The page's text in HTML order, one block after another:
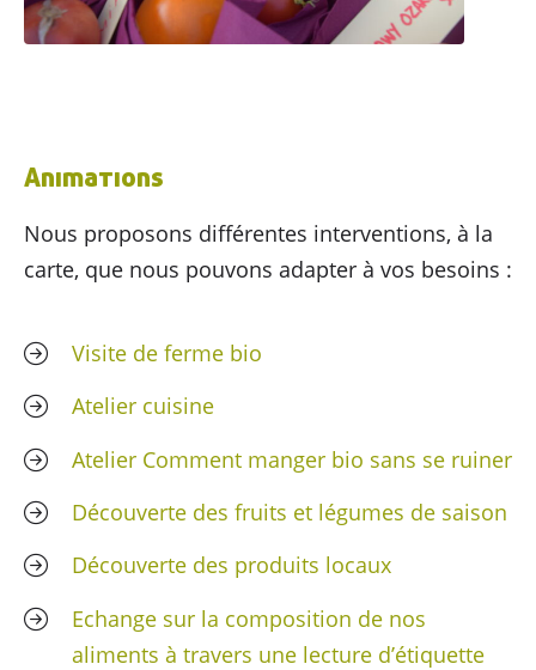
Animations
Nous proposons différentes interventions, à la
carte, que nous pouvons adapter à vos besoins :
Visite de ferme bio
Atelier cuisine
Atelier Comment manger bio sans se ruiner
Découverte des fruits et légumes de saison
Découverte des produits locaux
Echange sur la composition de nos
aliments à travers une lecture d’étiquette